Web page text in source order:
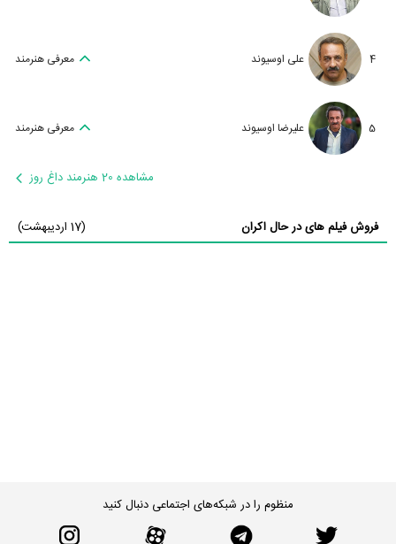
4 علی اوسیوند معرفی هنرمند
5 علیرضا اوسیوند معرفی هنرمند
مشاهده 20 هنرمند داغ روز
فروش فیلم های در حال اکران (17 اردیبهشت)
منظوم را در شبکه‌های اجتماعی دنبال کنید